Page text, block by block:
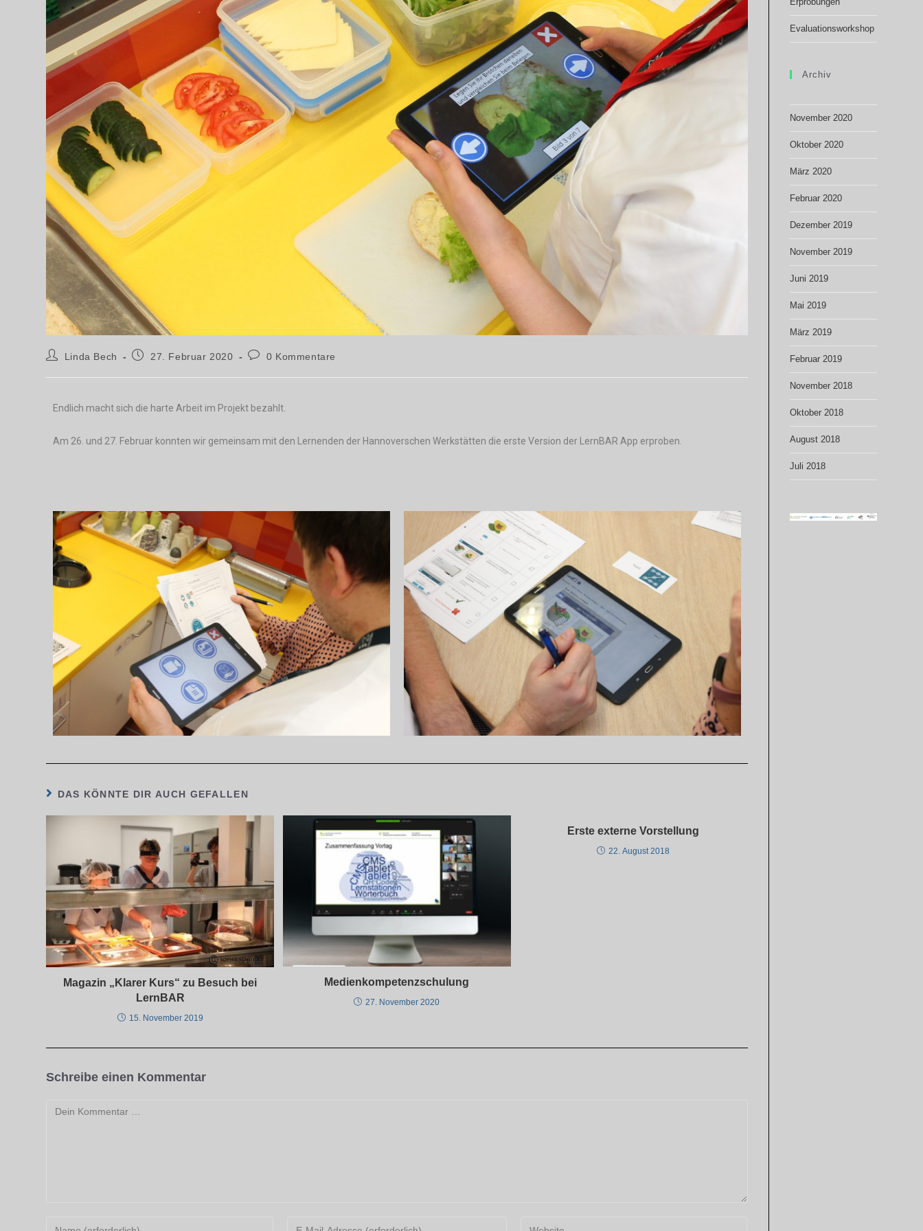
Linda Bech 27. Februar 2020 0 Kommentare
Endlich macht sich die harte Arbeit im Projekt bezahlt.
Am 26. und 27. Februar konnten wir gemeinsam mit den Lernenden der Hannoverschen Werkstätten die erste Version der LernBARApp erproben.
DAS KÖNNTE DIR AUCH GEFALLEN
Magazin „Klarer Kurs“ zu Besuch bei
LernBAR
15. November 2019
Medienkompetenzschulung
27. November 2020
Erste externe Vorstellung
22. August 2018
Schreibe einen Kommentar
Evaluationsworkshop
Archiv
November 2020
Oktober 2020
März 2020
Februar 2020
Dezember 2019
November 2019
Juni 2019
Mai 2019
März 2019
Februar 2019
November 2018
Oktober 2018
August 2018
Juli 2018